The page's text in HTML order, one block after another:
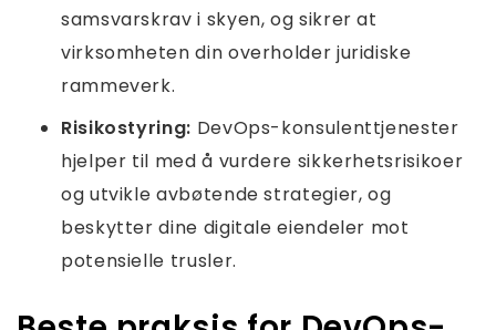
samsvarskrav i skyen, og sikrer at
virksomheten din overholder juridiske
rammeverk.
Risikostyring: DevOps-konsulenttjenester
hjelper til med å vurdere sikkerhetsrisikoer
og utvikle avbøtende strategier, og
beskytter dine digitale eiendeler mot
potensielle trusler.